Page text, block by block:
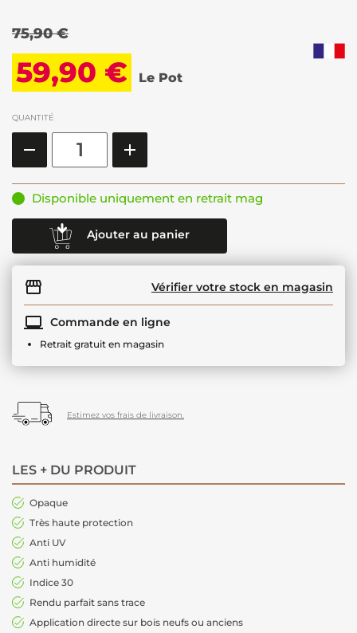
75,90 €
59,90 € Le Pot
QUANTITÉ
Disponible uniquement en retrait mag
Ajouter au panier
Vérifier votre stock en magasin
Commande en ligne
Retrait gratuit en magasin
Estimez vos frais de livraison.
LES + DU PRODUIT
Opaque
Très haute protection
Anti UV
Anti humidité
Indice 30
Rendu parfait sans trace
Application directe sur bois neufs ou anciens